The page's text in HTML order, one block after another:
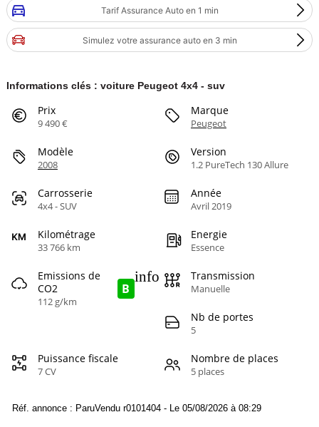
Tarif Assurance Auto en 1 min
Simulez votre assurance auto en 3 min
Informations clés : voiture Peugeot 4x4 - suv
Prix
9 490 €
Marque
Peugeot
Modèle
2008
Version
1.2 PureTech 130 Allure
Carrosserie
4x4 - SUV
Année
Avril 2019
Kilométrage
33 766 km
Energie
Essence
Emissions de
CO2
112 g/km
B
info Transmission
Manuelle
Nb de portes
5
Puissance fiscale
7 CV
Nombre de places
5 places
Réf. annonce : ParuVendu r0101404 - Le 05/08/2026 à 08:29